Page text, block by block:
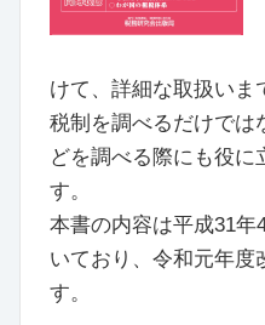
けて、詳細な取扱いま
税制を調べるだけでは
どを調べる際にも役に
す。
本書の内容は平成31
いており、令和元年度
す。